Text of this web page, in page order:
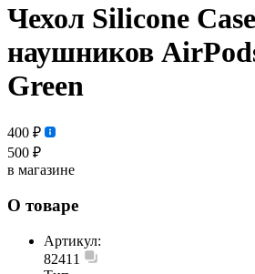
Чехол Silicone
наушников
Green
400 ₽
500 ₽
в магазине
О товаре
Артикул:
82411